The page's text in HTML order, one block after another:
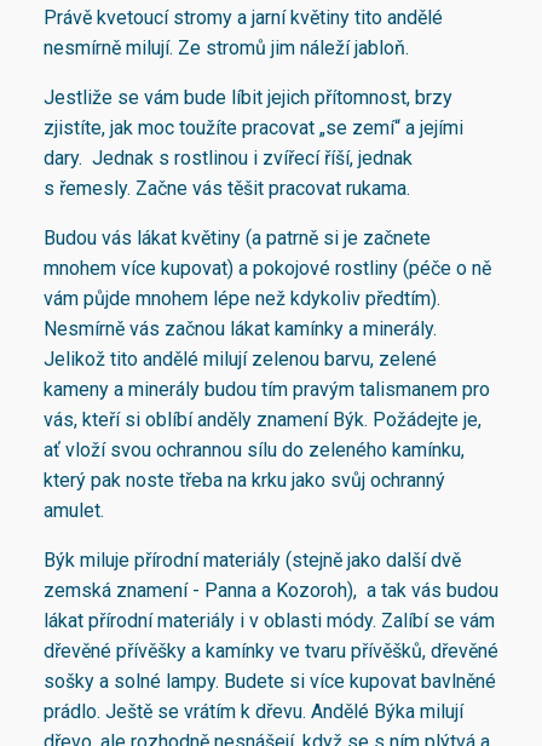
Právě kvetoucí stromy a jarní květiny tito andělé
nesmírně milují. Ze stromů jim náleží jabloň.
Jestliže se vám bude líbit jejich přítomnost, brzy
zjistíte, jak moc toužíte pracovat „se zemí“ a jejími
dary. Jednak s rostlinou i zvířecí říší, jednak
s řemesly. Začne vás těšit pracovat rukama.
Budou vás lákat květiny (a patrně si je začnete
mnohem více kupovat) a pokojové rostliny (péče o ně
vám půjde mnohem lépe než kdykoliv předtím).
Nesmírně vás začnou lákat kamínky a minerály.
Jelikož tito andělé milují zelenou barvu, zelené
kameny a minerály budou tím pravým talismanem pro
vás, kteří si oblíbí anděly znamení Býk. Požádejte je,
ať vloží svou ochrannou sílu do zeleného kamínku,
který pak noste třeba na krku jako svůj ochranný
amulet.
Býk miluje přírodní materiály (stejně jako další dvě
zemská znamení - Panna a Kozoroh), a tak vás budou
lákat přírodní materiály i v oblasti módy. Zalíbí se vám
dřevěné přívěšky a kamínky ve tvaru přívěšků, dřevěné
sošky a solné lampy. Budete si více kupovat bavlněné
prádlo. Ještě se vrátím k dřevu. Andělé Býka milují